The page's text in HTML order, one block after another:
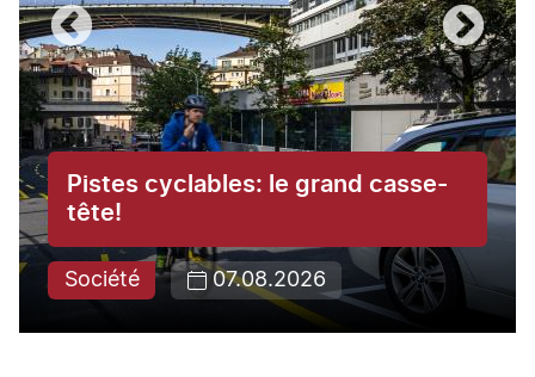
Pistes cyclables: le grand casse-
tête!
Société 07.08.2026